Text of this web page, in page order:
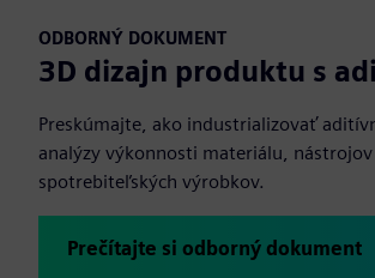
ODBORNÝ DOKUMENT
3D dizajn produktu s
Preskúmajte, ako industrializovať
analýzy výkonnosti materiálu,
spotrebiteľských výrobkov.
Prečítajte si odborný dokument